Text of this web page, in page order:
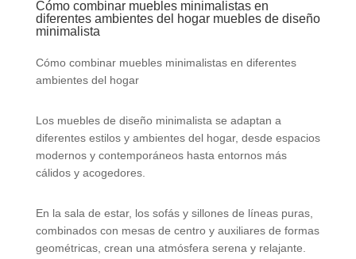
Cómo combinar muebles minimalistas en
diferentes ambientes del hogar muebles de diseño
minimalista
Cómo combinar muebles minimalistas en diferentes
ambientes del hogar
Los muebles de diseño minimalista se adaptan a
diferentes estilos y ambientes del hogar, desde espacios
modernos y contemporáneos hasta entornos más
cálidos y acogedores.
En la sala de estar, los sofás y sillones de líneas puras,
combinados con mesas de centro y auxiliares de formas
geométricas, crean una atmósfera serena y relajante.